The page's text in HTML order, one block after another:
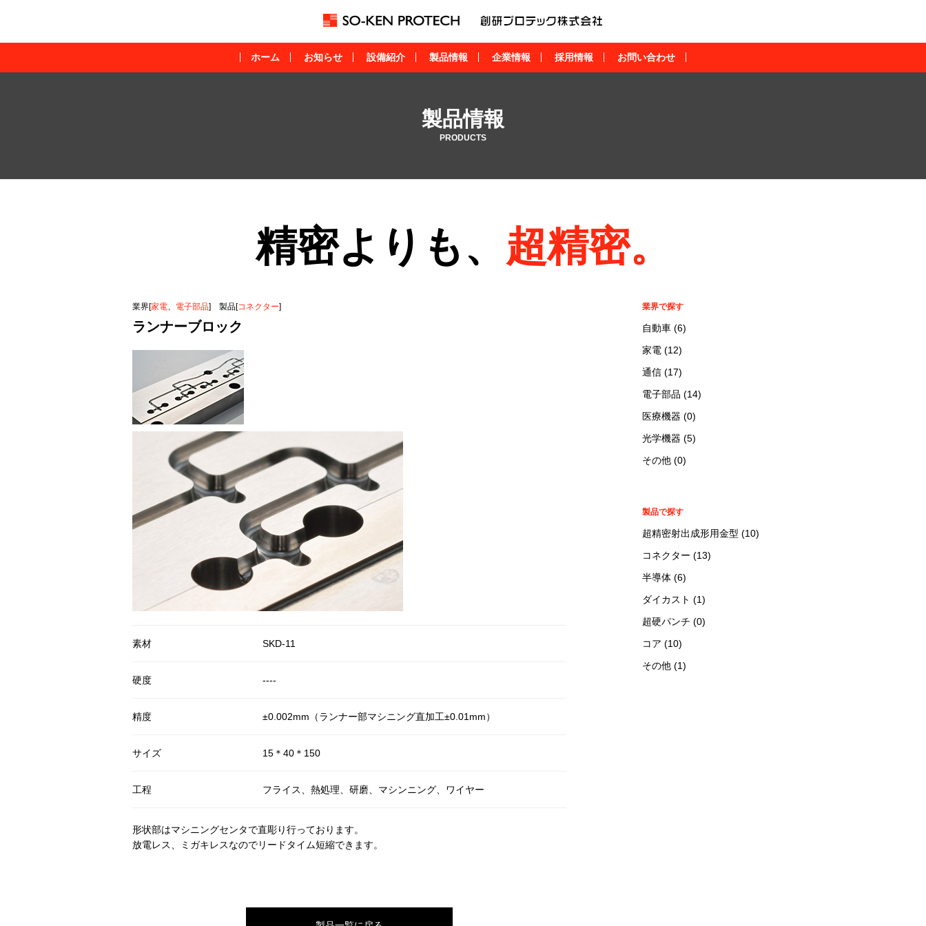
ホーム お知らせ 設備紹介 製品情報 企業情報 採用情報 お問い合わせ
製品情報
PRODUCTS
精密よりも、 超精密。
業界[家電、 電子部品] 製品[コネクター]
ランナーブロック
素材 SKD-11
硬度 ----
精度 ±0.002mm（ランナー部マシニング直加工±0.01mm）
サイズ 15＊40＊150
工程 フライス、熱処理、研磨、マシンニング、ワイヤー
形状部はマシニングセンタで直彫り行っております。
放電レス、ミガキレスなのでリードタイム短縮できます。
業界で探す
自動車 (6)
家電 (12)
通信 (17)
電子部品 (14)
医療機器 (0)
光学機器 (5)
その他 (0)
製品で探す
超精密射出成形用金型 (10)
コネクター (13)
半導体 (6)
ダイカスト (1)
超硬パンチ (0)
コア (10)
その他 (1)